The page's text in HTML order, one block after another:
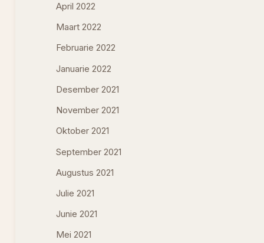
April 2022
Maart 2022
Februarie 2022
Januarie 2022
Desember 2021
November 2021
Oktober 2021
September 2021
Augustus 2021
Julie 2021
Junie 2021
Mei 2021